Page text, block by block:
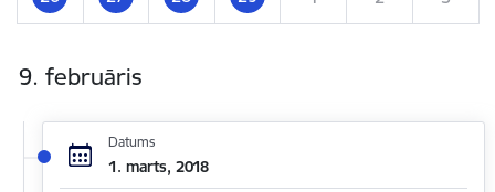
9. februāris
Datums
1. marts, 2018